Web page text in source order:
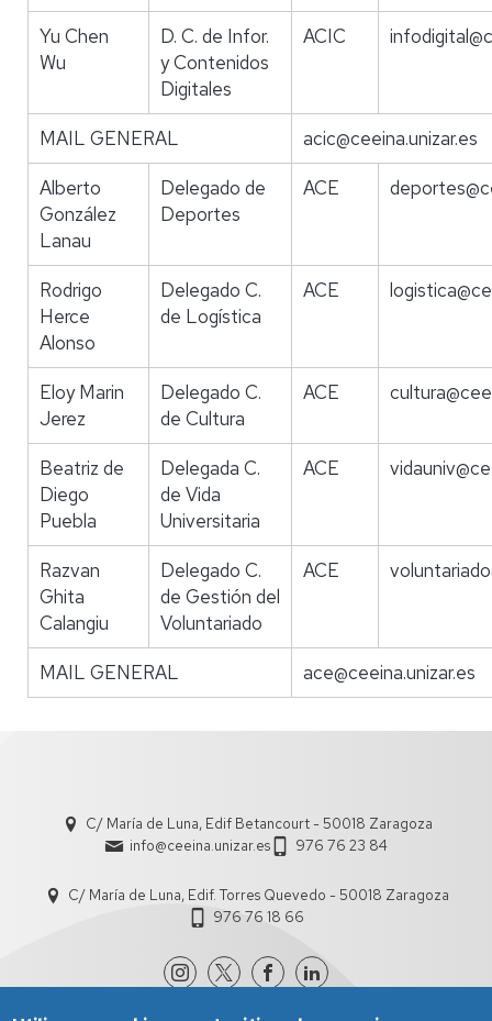
Yu Chen
Wu
D. C. de Infor.
y Contenidos
Digitales
ACIC
MAIL GENERAL acic@ceeina.unizar.es
Alberto
González
Lanau
Delegado de
Deportes
ACE
Rodrigo
Herce
Alonso
Delegado C.
de Logística
ACE
Eloy Marin
Jerez
Delegado C.
de Cultura
ACE
Beatriz de
Diego
Puebla
Delegada C.
de Vida
Universitaria
ACE
Razvan
Ghita
Calangiu
Delegado C.
de Gestión del
Voluntariado
ACE
MAIL GENERAL ace@ceeina.unizar.es
C/ María de Luna, Edif Betancourt - 50018 Zaragoza
info@ceeina.unizar.es
976 76 23 84
C/ María de Luna, Edif. Torres Quevedo - 50018 Zaragoza
976 76 18 66